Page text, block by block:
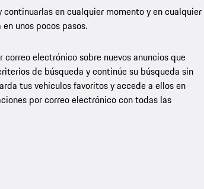
en cualquier momento y en cualquier
unos pocos pasos.
electrónico sobre nuevos anuncios que
de búsqueda y continúe su búsqueda sin
tus vehículos favoritos y accede a ellos en
por correo electrónico con todas las